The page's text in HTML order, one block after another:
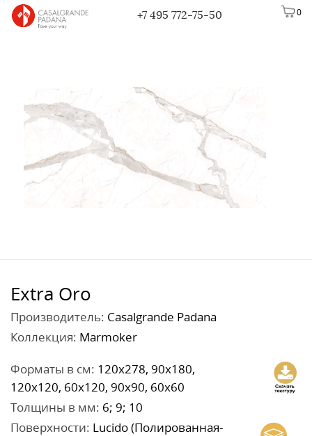
0
+7 495 772-75-50
Extra Oro
Производитель: Casalgrande Padana
Коллекция: Marmoker
Форматы в см: 120x278, 90x180,
120x120, 60x120, 90x90, 60x60
Толщины в мм: 6; 9; 10
Поверхности: Lucido (Полированная-